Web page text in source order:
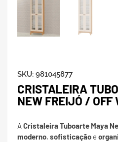
SKU: 981045877
CRISTALEIRA
NEW FREIJÓ / OFF
ACristaleira Tuboarte Maya
moderno, sofisticação e